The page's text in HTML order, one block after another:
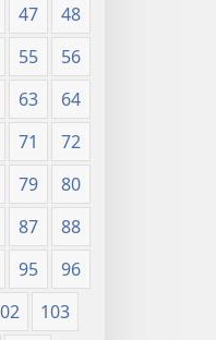
47
48
55
56
63
64
71
72
79
80
87
88
95
96
103